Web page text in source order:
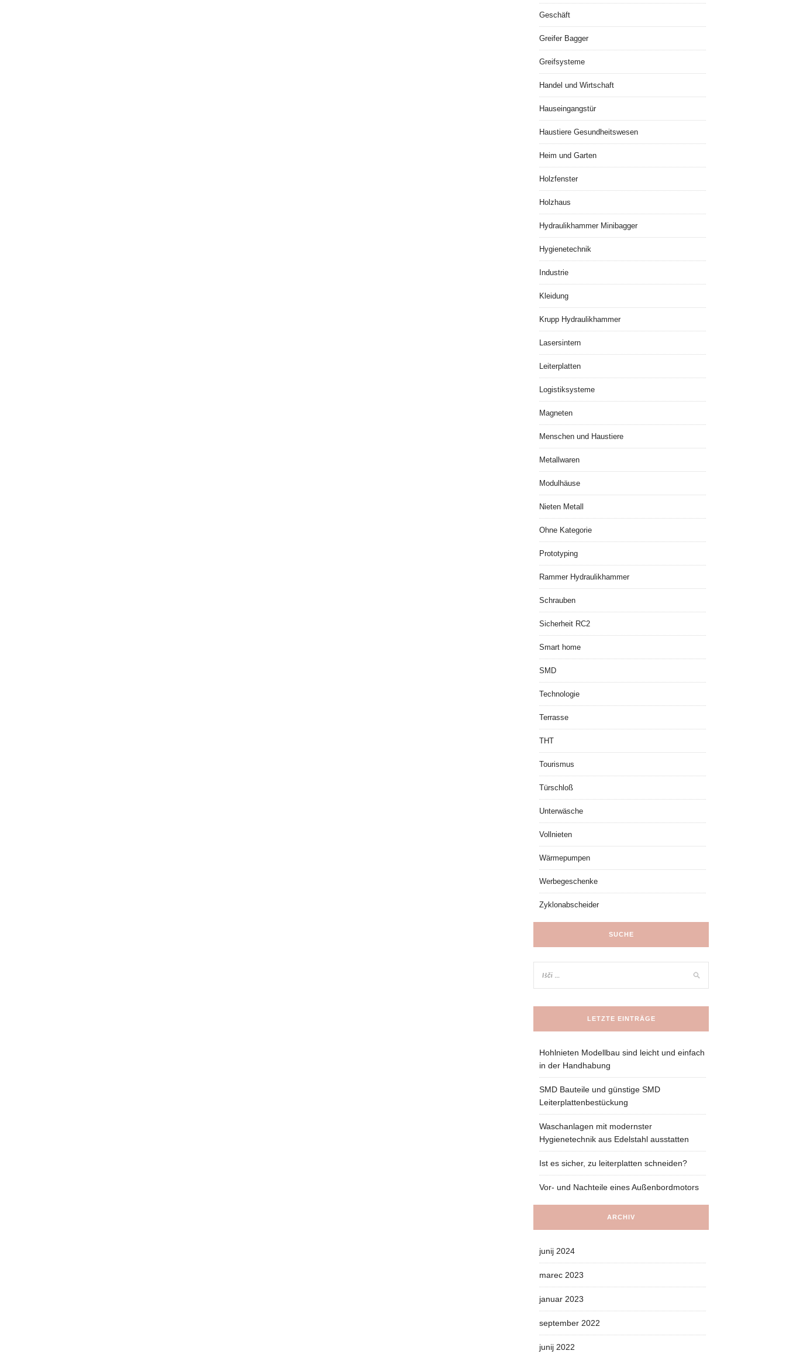
Geschäft
Greifer Bagger
Greifsysteme
Handel und Wirtschaft
Hauseingangstür
Haustiere Gesundheitswesen
Heim und Garten
Holzfenster
Holzhaus
Hydraulikhammer Minibagger
Hygienetechnik
Industrie
Kleidung
Krupp Hydraulikhammer
Lasersintern
Leiterplatten
Logistiksysteme
Magneten
Menschen und Haustiere
Metallwaren
Modulhäuse
Nieten Metall
Ohne Kategorie
Prototyping
Rammer Hydraulikhammer
Schrauben
Sicherheit RC2
Smart home
SMD
Technologie
Terrasse
THT
Tourismus
Türschloß
Unterwäsche
Vollnieten
Wärmepumpen
Werbegeschenke
Zyklonabscheider
SUCHE
LETZTE EINTRÄGE
Hohlnieten Modellbau sind leicht und einfach
in der Handhabung
SMD Bauteile und günstige SMD
Leiterplattenbestückung
Waschanlagen mit modernster
Hygienetechnik aus Edelstahl ausstatten
Ist es sicher, zu leiterplatten schneiden?
Vor- und Nachteile eines Außenbordmotors
ARCHIV
junij 2024
marec 2023
januar 2023
september 2022
junij 2022